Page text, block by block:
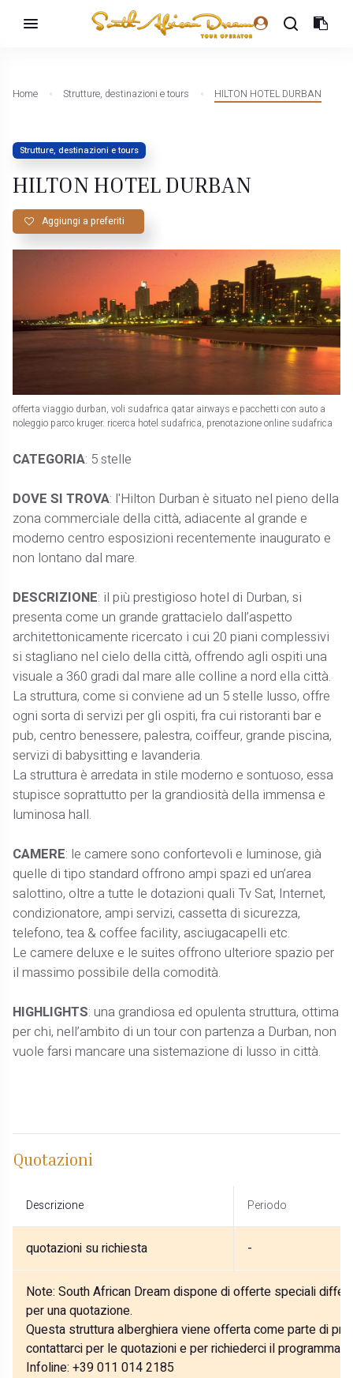
Home Strutture, destinazioni e tours HILTON HOTEL DURBAN
Strutture, destinazioni e tours
HILTON HOTEL DURBAN
Aggiungi a preferiti
offerta viaggio durban, voli sudafrica qatar airways e pacchetti con auto a
noleggio parco kruger. ricerca hotel sudafrica, prenotazione online sudafrica
CATEGORIA: 5 stelle
DOVE SI TROVA: l'Hilton Durban è situato nel pieno della
zona commerciale della città, adiacente al grande e
moderno centro esposizioni recentemente inaugurato e
non lontano dal mare.
DESCRIZIONE: il più prestigioso hotel di Durban, si
presenta come un grande grattacielo dall’aspetto
architettonicamente ricercato i cui 20 piani complessivi
si stagliano nel cielo della città, offrendo agli ospiti una
visuale a 360 gradi dal mare alle colline a nord ella città.
La struttura, come si conviene ad un 5 stelle lusso, offre
ogni sorta di servizi per gli ospiti, fra cui ristoranti bar e
pub, centro benessere, palestra, coiffeur, grande piscina,
servizi di babysitting e lavanderia.
La struttura è arredata in stile moderno e sontuoso, essa
stupisce soprattutto per la grandiosità della immensa e
luminosa hall.
CAMERE: le camere sono confortevoli e luminose, già
quelle di tipo standard offrono ampi spazi ed un’area
salottino, oltre a tutte le dotazioni quali Tv Sat, Internet,
condizionatore, ampi servizi, cassetta di sicurezza,
telefono, tea & coffee facility, asciugacapelli etc.
Le camere deluxe e le suites offrono ulteriore spazio per
il massimo possibile della comodità.
HIGHLIGHTS: una grandiosa ed opulenta struttura, ottima
per chi, nell’ambito di un tour con partenza a Durban, non
vuole farsi mancare una sistemazione di lusso in città.
Quotazioni
Descrizione Periodo
quotazioni su richiesta -
Note: South African Dream dispone di offerte speciali
per una quotazione.
Questa struttura alberghiera viene offerta come parte di
contattarci per le quotazioni e per richiederci il programma
Infoline: +39 011 014 2185